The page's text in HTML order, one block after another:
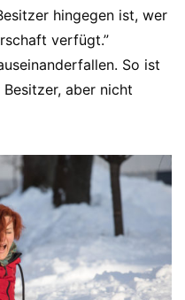
hingegen ist, wer
verfügt.”
So ist
aber nicht